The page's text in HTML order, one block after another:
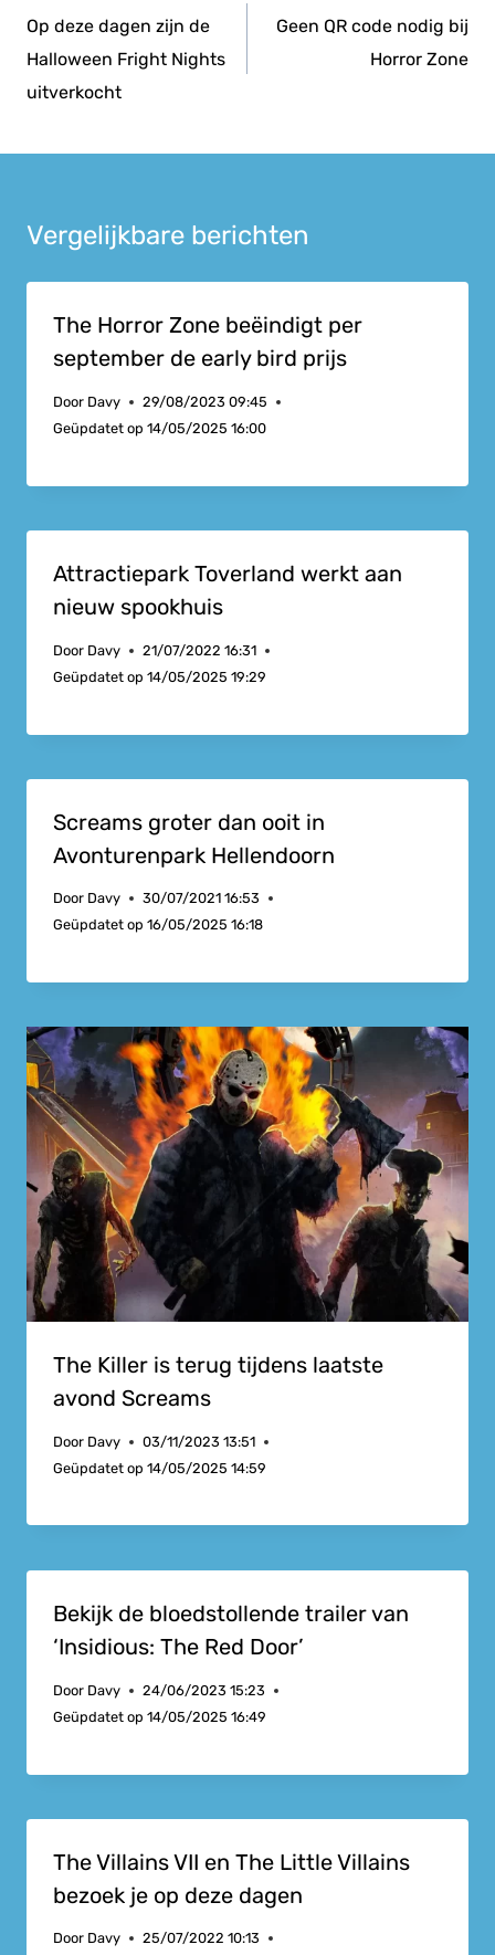
navigatie
Op deze dagen zijn de
Halloween Fright Nights
uitverkocht
Geen QR code nodig bij
Horror Zone
Vergelijkbare berichten
The Horror Zone beëindigt per
september de early bird prijs
Door Davy
29/08/2023 09:45
Geüpdatet op 14/05/2025 16:00
Attractiepark Toverland werkt aan
nieuw spookhuis
Door Davy
21/07/2022 16:31
Geüpdatet op 14/05/2025 19:29
Screams groter dan ooit in
Avonturenpark Hellendoorn
Door Davy
30/07/2021 16:53
Geüpdatet op 16/05/2025 16:18
The Killer is terug tijdens laatste
avond Screams
Door Davy
03/11/2023 13:51
Geüpdatet op 14/05/2025 14:59
Bekijk de bloedstollende trailer van
‘Insidious: The Red Door’
Door Davy
24/06/2023 15:23
Geüpdatet op 14/05/2025 16:49
The Villains VII en The Little Villains
bezoek je op deze dagen
Door Davy
25/07/2022 10:13